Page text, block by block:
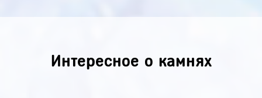
Интересное о камнях